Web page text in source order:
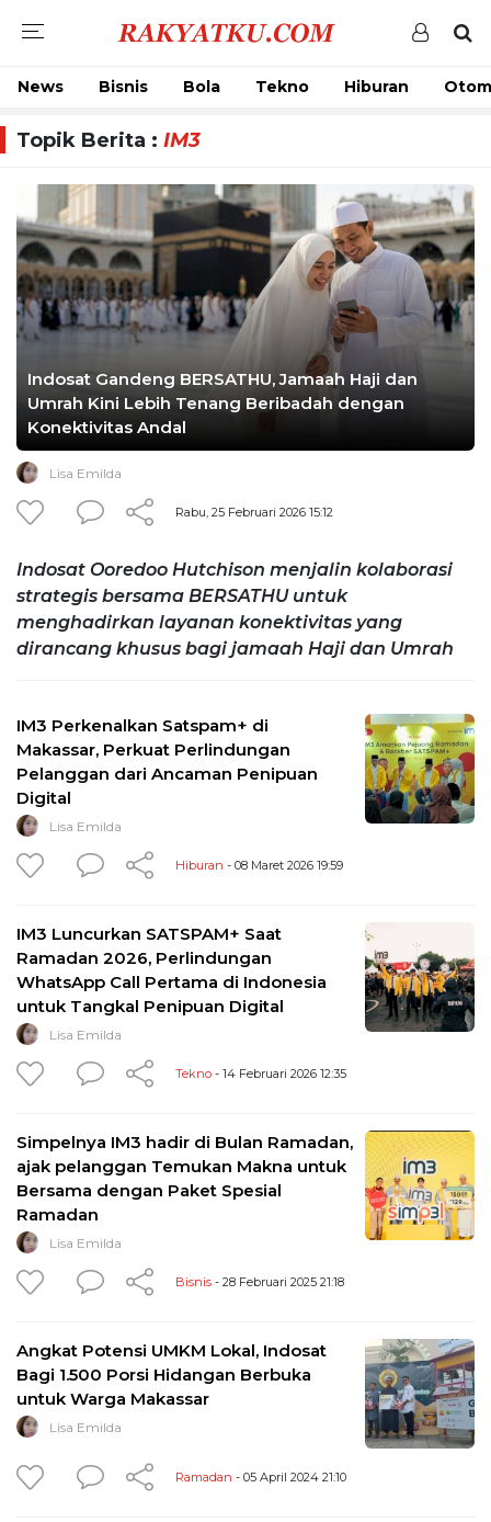
News Bisnis Bola Tekno Hiburan
Topik Berita : IM3
Indosat Gandeng BERSATHU, Jamaah Haji dan
Umrah Kini Lebih Tenang Beribadah dengan
Konektivitas Andal
Lisa Emilda
Rabu, 25 Februari 2026 15:12
Indosat Ooredoo Hutchison menjalin kolaborasi
strategis bersama BERSATHU untuk
menghadirkan layanan konektivitas yang
dirancang khusus bagi jamaah Haji dan Umrah
IM3 Perkenalkan Satspam+ di
Makassar, Perkuat Perlindungan
Pelanggan dari Ancaman Penipuan
Digital
Lisa Emilda
Hiburan - 08 Maret 2026 19:59
IM3 Luncurkan SATSPAM+ Saat
Ramadan 2026, Perlindungan
WhatsApp Call Pertama di Indonesia
untuk Tangkal Penipuan Digital
Lisa Emilda
Tekno - 14 Februari 2026 12:35
Simpelnya IM3 hadir di Bulan Ramadan,
ajak pelanggan Temukan Makna untuk
Bersama dengan Paket Spesial
Ramadan
Lisa Emilda
Bisnis - 28 Februari 2025 21:18
Angkat Potensi UMKM Lokal, Indosat
Bagi 1.500 Porsi Hidangan Berbuka
untuk Warga Makassar
Lisa Emilda
Ramadan - 05 April 2024 21:10